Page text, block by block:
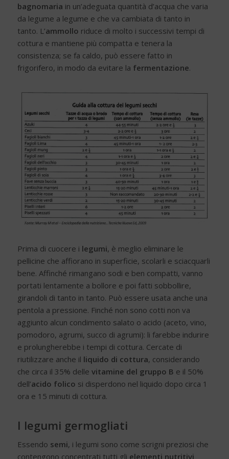
bagnomaria in un’adeguata quantità d’acqua che varia
da legume a legume e che va cambiata di tanto in
tanto. L’ammollo riduce di molto i successivi tempi di
cottura e mantiene più compatta e tenera la
consistenza; se fa caldo, può essere fatto in
frigorifero, in modo da evitare la fermentazione.
Prima di cuocere i legumi, è meglio eliminare le
pellicine che affiorano in superficie, scolarli e sciacquarli
bene. Affinché rimangano sodi e ben compatti, vanno
portati lentamente a bollore e poi fatti sobbollire,
girandoli di tanto in tanto. Può essere usata anche una
pentola a pressione. Finché non sono cotti non va
aggiunto alcun condimento salato o acido (aceto, vino,
pomodoro, agrumi, succo di agrumi): li farebbe indurire
e prolungherebbe i tempi di cottura. Cercate di
riutilizzare anche il liquido di cottura, considerando
che circa il 35% delle vitamine del gruppo B e il 50%
dell’acido folico si disperdono nel liquido dopo circa 1
ora e 15 minuti di cottura.
I legumi germogliati
Essendo semi, i legumi sono come scrigni preziosi che
contengono concentrati tutti gli elementi nutritivi